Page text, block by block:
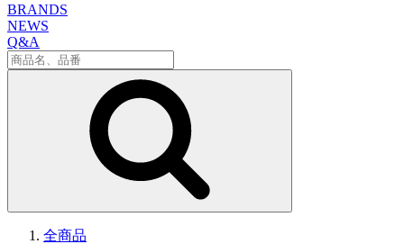
BRANDS
NEWS
Q&A
全商品